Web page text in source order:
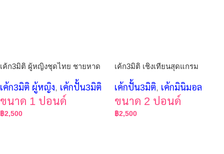
เค้ก3มิติ ผู้หญิงชุดไทย ชายหาด
เค้ก3มิติ ผู้หญิง, เค้กปั้น3มิติ
ขนาด 1 ปอนด์
฿2,500
เค้ก3มิติ เชิงเทียนสุดแกรม
เค้กปั้น3มิติ, เค้กมินิมอล
ขนาด 2 ปอนด์
฿2,500